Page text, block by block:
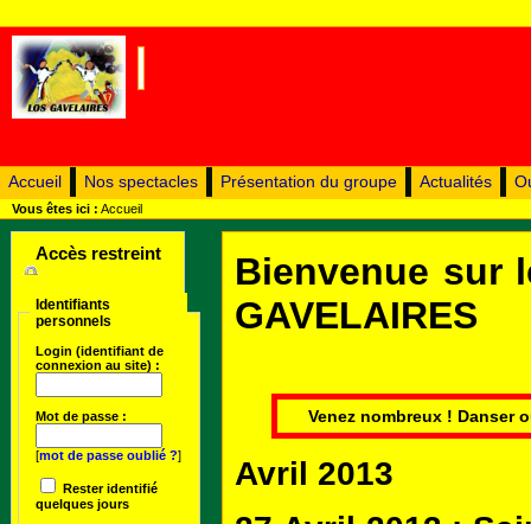
Accueil Nos spectacles Présentation du groupe Actualités
Vous êtes ici : Accueil
Accès restreint
Identifiants
personnels
Login (identifiant de
connexion au site) :
Mot de passe :
[mot de passe oublié ?]
Rester identifié
quelques jours
Bienvenue sur
GAVELAIRES
Venez nombreux ! Danser
Avril 2013